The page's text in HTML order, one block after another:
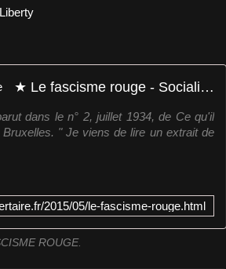
★ Le fascisme rouge - Socialisme libertaire
dans le n° 2, juillet 1934, de Ce qu'il
" Je viens de lire un extrait de
2015/05/le-fascisme-rouge.html
ROUGE.